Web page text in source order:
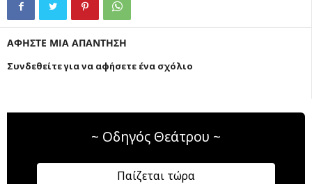
ΑΦΗΣΤΕ ΜΙΑ ΑΠΑΝΤΗΣΗ
Συνδεθείτε για να αφήσετε ένα σχόλιο
~ Οδηγός Θεάτρου ~
Παίζεται τώρα